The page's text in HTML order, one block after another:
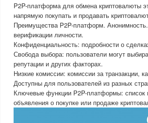
P2P-платформа для обмена криптовалюты
напрямую покупать и продавать
Преимущества P2P-платформ.
верификации личности.
Конфиденциальность: подробности о
Свобода выбора: пользователи могут
репутации и других факторах.
Низкие комиссии: комиссии за транзакции,
Доступны для пользователей из разных
Ключевые функции P2P-платформы: список
объявления о покупке или продаже